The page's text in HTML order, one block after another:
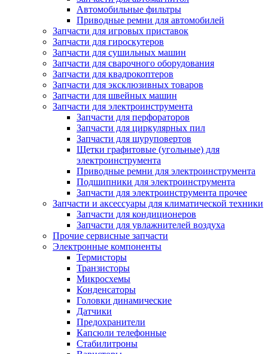
Автомобильные фильтры
Приводные ремни для автомобилей
Запчасти для игровых приставок
Запчасти для гироскутеров
Запчасти для сушильных машин
Запчасти для сварочного оборудования
Запчасти для квадрокоптеров
Запчасти для эксклюзивных товаров
Запчасти для швейных машин
Запчасти для электроинструмента
Запчасти для перфораторов
Запчасти для циркулярных пил
Запчасти для шуруповертов
Щетки графитовые (угольные) для
электроинструмента
Приводные ремни для электроинструмента
Подшипники для электроинструмента
Запчасти для электроинструмента прочее
Запчасти и аксессуары для климатической техники
Запчасти для кондиционеров
Запчасти для увлажнителей воздуха
Прочие сервисные запчасти
Электронные компоненты
Термисторы
Транзисторы
Микросхемы
Конденсаторы
Головки динамические
Датчики
Предохранители
Капсюли телефонные
Стабилитроны